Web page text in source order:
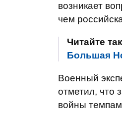
возникает
чем
Читайте
Большая
Военный
отметил, что
войны